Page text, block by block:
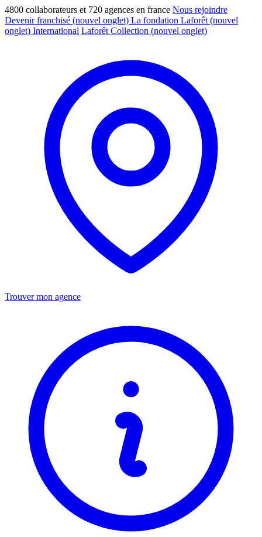
4800 collaborateurs et 720 agences en france Nous rejoindre
Devenir franchisé (nouvel onglet) La fondation Laforêt (nouvel
onglet) International Laforêt Collection (nouvel onglet)
Trouver mon agence